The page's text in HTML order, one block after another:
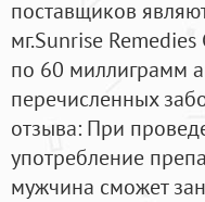
поставщиков
мг.Sunrise
по 60 миллиграмм
перечисленных
отзыва: При
употребление
мужчина сможет